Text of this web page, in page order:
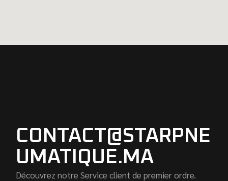
CONTACT@STARPNE
UMATIQUE.MA
Découvrez notre Service client de premier ordre.